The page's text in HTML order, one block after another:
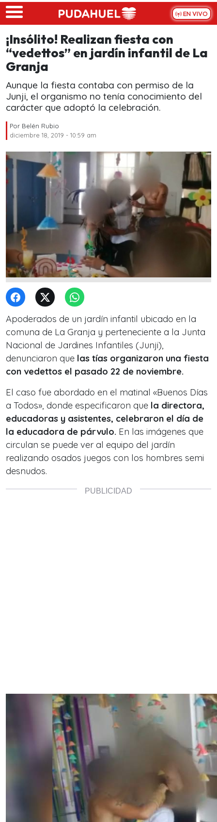
Skip to main content
EN VIVO
¡Insólito! Realizan fiesta con
“vedettos” en jardín infantil de La
Granja
Aunque la fiesta contaba con permiso de la
Junji, el organismo no tenía conocimiento del
carácter que adoptó la celebración.
Por Belén Rubio
diciembre 18, 2019 - 10:59 am
Apoderados de un jardín infantil ubicado en la
comuna de La Granja y perteneciente a la Junta
Nacional de Jardines Infantiles (Junji),
denunciaron que las tías organizaron una fiesta
con vedettos el pasado 22 de noviembre.
El caso fue abordado en el matinal «Buenos Días
a Todos», donde especificaron que la directora,
educadoras y asistentes, celebraron el día de
la educadora de párvulo. En las imágenes que
circulan se puede ver al equipo del jardín
realizando osados juegos con los hombres semi
desnudos.